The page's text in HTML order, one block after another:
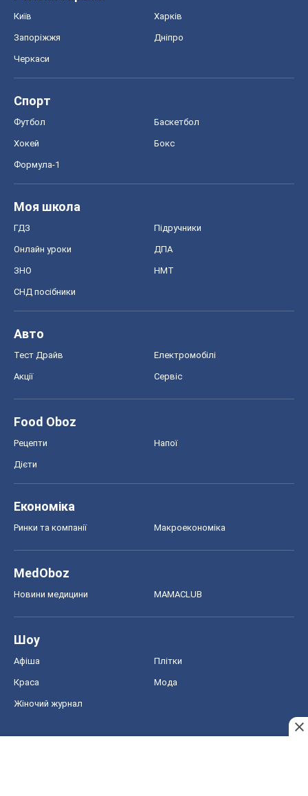
Київ Харків
Запоріжжя Дніпро
Черкаси
Спорт
Футбол Баскетбол
Хокей Бокс
Формула-1
Моя школа
ГДЗ Підручники
Онлайн уроки ДПА
ЗНО НМТ
СНД посібники
Авто
Тест Драйв Електромобілі
Акції Сервіс
Food Oboz
Рецепти Напої
Дієти
Економіка
Ринки та компанії Макроекономіка
MedOboz
Новини медицини MAMACLUB
Шоу
Афіша Плітки
Краса Мода
Жіночий журнал